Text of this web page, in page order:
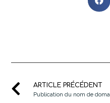
ARTICLE PRÉCÉDENT